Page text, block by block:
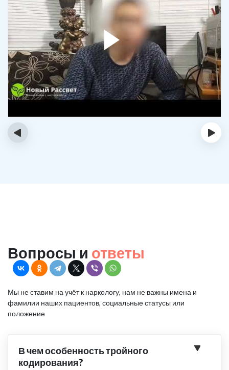
‹ ›
Вопросы и ответы
Мы не ставим на учёт к наркологу, нам не важны имена и
фамилии наших пациентов, социальные статусы или
положение
В чем особенность тройного
кодирования?